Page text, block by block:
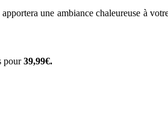
une ambiance chaleureuse à
pour39,99€.